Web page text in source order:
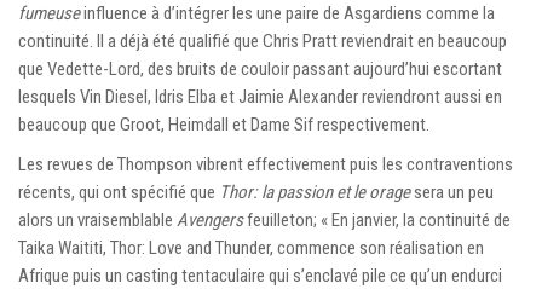
fumeuseinfluence à d’intégrer les une paire de Asgardiens comme la
continuité. Il a déjà été qualifié que Chris Pratt reviendrait en beaucoup
que Vedette-Lord, des bruits de couloir passant aujourd’hui escortant
lesquels Vin Diesel, Idris Elba et Jaimie Alexander reviendront aussi en
beaucoup que Groot, Heimdall et Dame Sif respectivement.
Les revues de Thompson vibrent effectivement puis les contraventions
récents, qui ont spécifié que Thor: la passion et le oragesera un peu
alors un vraisemblable Avengersfeuilleton; « En janvier, la continuité de
Taika Waititi, Thor: Love and Thunder, commence son réalisation en
Afrique puis un casting tentaculaire qui s’enclavé pile ce qu’un endurci